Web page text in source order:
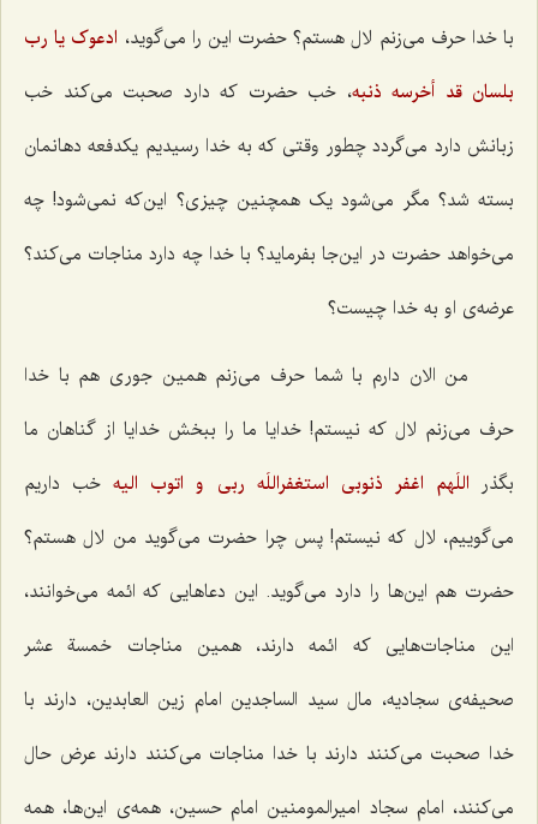
با خدا حرف می‌زنم لال هستم؟ حضرت این را می‌گوید، ادعوک یا رب
بلسان قد أخرسه ذنبه‌، خب حضرت که دارد صحبت می‌کند خب
زبانش دارد می‌گردد چطور وقتی که به خدا رسیدیم یکدفعه دهانمان
بسته شد؟ مگر می‌شود یک همچنین چیزی؟ این‌که نمی‌شود! چه
می‌خواهد حضرت در این‌جا بفرماید؟ با خدا چه دارد مناجات می‌کند؟
عرضه‌ی او به خدا چیست؟
من الان دارم با شما حرف می‌زنم همین جوری هم با خدا
حرف می‌زنم لال که نیستم! خدایا ما را ببخش خدایا از گناهان ما
بگذر اللَهم اغفر ذنوبى استغفراللَه ربى و اتوب الیه‌خب داریم
می‌گوییم، لال که نیستم! پس چرا حضرت می‌گوید من لال هستم؟
حضرت هم این‌ها را دارد می‌گوید. این دعاهایی که ائمه می‌خوانند،
این مناجات‌هایی که ائمه دارند، همین مناجات خمسة عشر
صحیفه‌ی سجادیه، مال سید الساجدین امام زین العابدین، دارند با
خدا صحبت می‌کنند دارند با خدا مناجات می‌کنند دارند عرض حال
می‌کنند، امام سجاد امیرالمومنین امام حسین، همه‌ی این‌ها، همه